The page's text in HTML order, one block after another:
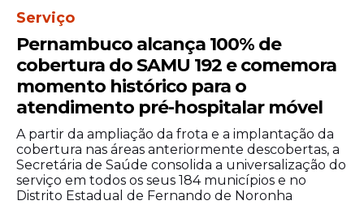
Serviço
Pernambuco alcança 100% de
cobertura do SAMU 192 e comemora
momento histórico para o
atendimento pré-hospitalar móvel
A partir da ampliação da frota e a implantação da
cobertura nas áreas anteriormente descobertas, a
Secretária de Saúde consolida a universalização do
serviço em todos os seus 184 municípios e no
Distrito Estadual de Fernando de Noronha